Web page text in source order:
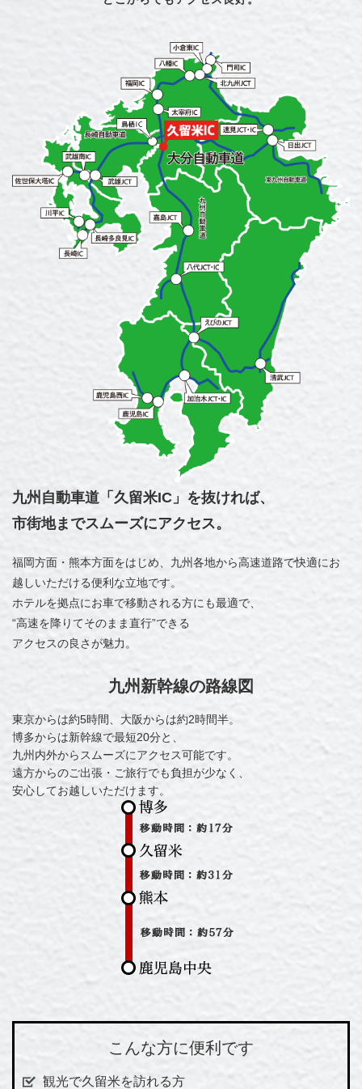
九州自動車道「久留米IC」を抜ければ、
市街地までスムーズにアクセス。
福岡方面・熊本方面をはじめ、 九州各地から高速道路で快適にお
越しいただける便利な立地です。
ホテルを拠点にお車で移動される方にも最適で、
“高速を降りてそのまま直行”できる
アクセスの良さが魅力。
九州新幹線の路線図
東京からは約5時間、大阪からは約2時間半。
博多からは新幹線で最短20分と、
九州内外からスムーズにアクセス可能です。
遠方からのご出張・ご旅行でも負担が少なく、
安心してお越しいただけます。
こんな方に便利です
観光で久留米を訪れる方